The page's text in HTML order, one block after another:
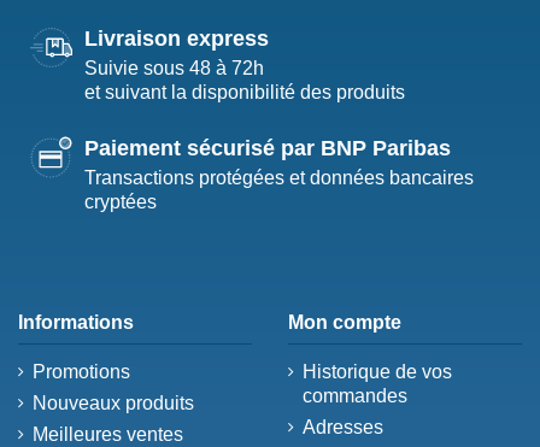
Livraison express
Suivie sous 48 à 72h
et suivant la disponibilité des produits
Paiement sécurisé par BNP Paribas
Transactions protégées et données bancaires
cryptées
Informations
Promotions
Nouveaux produits
Meilleures ventes
Mon compte
Historique de vos
commandes
Adresses